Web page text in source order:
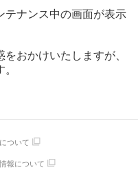
テナンス中の画面が表示
おかけいたしますが、
ついて
報について